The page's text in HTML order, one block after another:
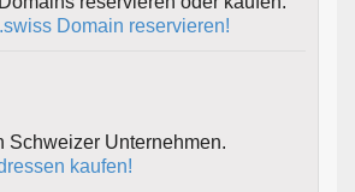
Domain reservieren!
Schweizer Unternehmen.
kaufen!